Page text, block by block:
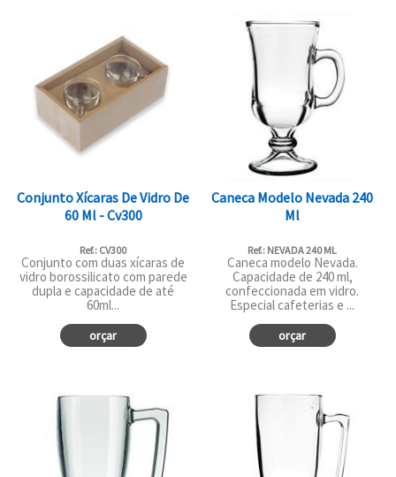
Conjunto Xícaras De Vidro De
60 Ml - Cv300
Ref.: CV300
Conjunto com duas xícaras de
vidro borossilicato com parede
dupla e capacidade de até
60ml...
orçar
Caneca Modelo Nevada 240
Ml
Ref.: NEVADA 240 ML
Caneca modelo Nevada.
Capacidade de 240 ml,
confeccionada em vidro.
Especial cafeterias e ...
orçar